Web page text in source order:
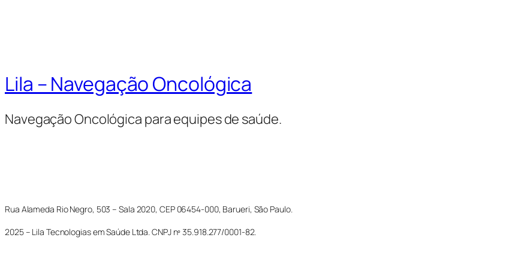
Lila – Navegação Oncológica
Navegação Oncológica para equipes de saúde.
Rua Alameda Rio Negro, 503 – Sala 2020, CEP 06454-000, Barueri, São Paulo.
2025 – Lila Tecnologias em Saúde Ltda. CNPJ nº 35.918.277/0001-82.